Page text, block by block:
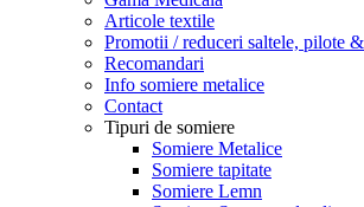
Articole textile
Promotii / reduceri saltele, pilote
Recomandari
Info somiere metalice
Contact
Tipuri de somiere
Somiere Metalice
Somiere tapitate
Somiere Lemn